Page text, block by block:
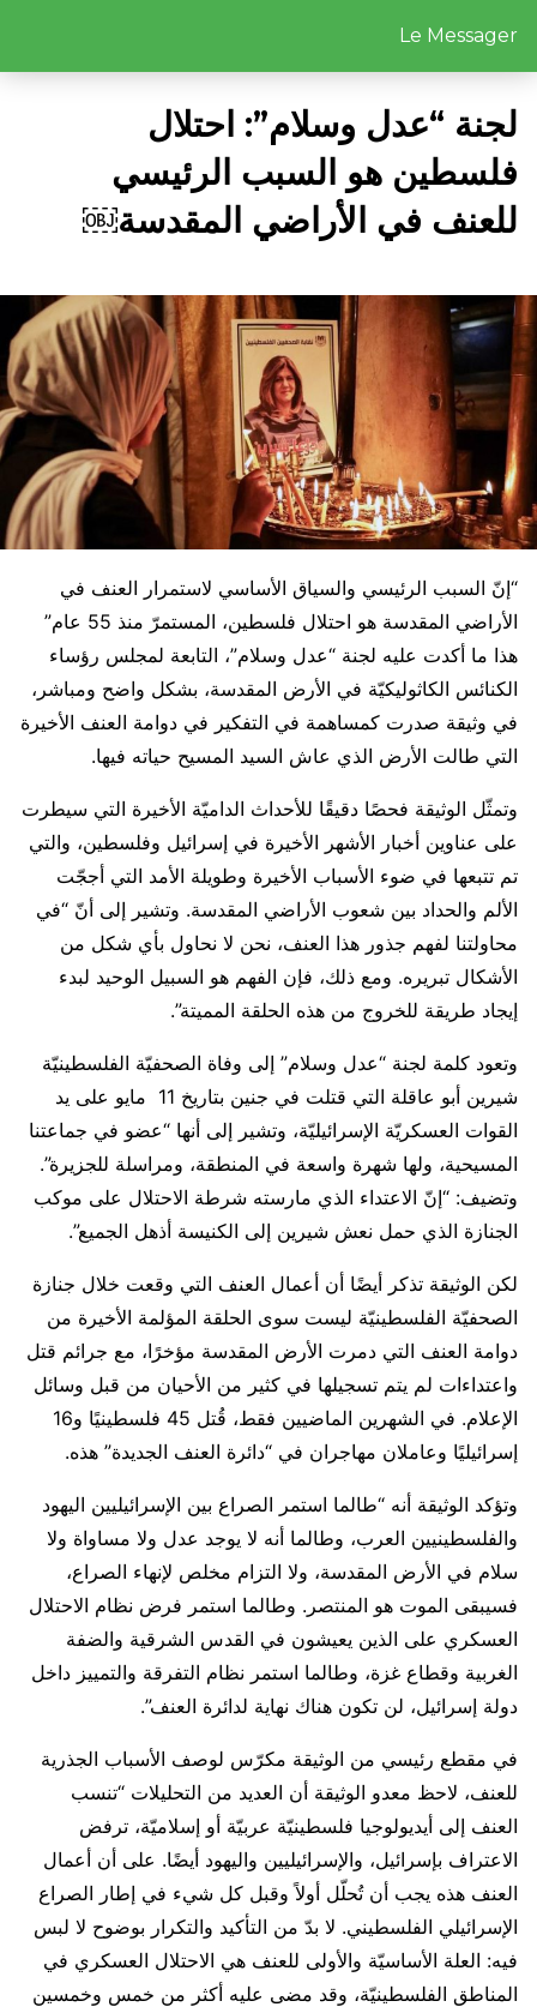
Le Messager
لجنة “عدل وسلام”: احتلال
فلسطين هو السبب الرئيسي
للعنف في الأراضي المقدسة￼
“إنّ السبب الرئيسي والسياق الأساسي لاستمرار العنف في
الأراضي المقدسة هو احتلال فلسطين، المستمرّ منذ 55 عام”
هذا ما أكدت عليه لجنة “عدل وسلام”، التابعة لمجلس رؤساء
الكنائس الكاثوليكيّة في الأرض المقدسة، بشكل واضح ومباشر،
في وثيقة صدرت كمساهمة في التفكير في دوامة العنف الأخيرة
التي طالت الأرض الذي عاش السيد المسيح حياته فيها.
وتمثّل الوثيقة فحصًا دقيقًا للأحداث الداميّة الأخيرة التي سيطرت
على عناوين أخبار الأشهر الأخيرة في إسرائيل وفلسطين، والتي
تم تتبعها في ضوء الأسباب الأخيرة وطويلة الأمد التي أججّت
الألم والحداد بين شعوب الأراضي المقدسة. وتشير إلى أنّ “في
محاولتنا لفهم جذور هذا العنف، نحن لا نحاول بأي شكل من
الأشكال تبريره. ومع ذلك، فإن الفهم هو السبيل الوحيد لبدء
إيجاد طريقة للخروج من هذه الحلقة المميتة”.
وتعود كلمة لجنة “عدل وسلام” إلى وفاة الصحفيّة الفلسطينيّة
شيرين أبو عاقلة التي قتلت في جنين بتاريخ 11 مايو على يد
القوات العسكريّة الإسرائيليّة، وتشير إلى أنها “عضو في جماعتنا
المسيحية، ولها شهرة واسعة في المنطقة، ومراسلة للجزيرة”.
وتضيف: “إنّ الاعتداء الذي مارسته شرطة الاحتلال على موكب
الجنازة الذي حمل نعش شيرين إلى الكنيسة أذهل الجميع”.
لكن الوثيقة تذكر أيضًا أن أعمال العنف التي وقعت خلال جنازة
الصحفيّة الفلسطينيّة ليست سوى الحلقة المؤلمة الأخيرة من
دوامة العنف التي دمرت الأرض المقدسة مؤخرًا، مع جرائم قتل
واعتداءات لم يتم تسجيلها في كثير من الأحيان من قبل وسائل
الإعلام. في الشهرين الماضيين فقط، قُتل 45 فلسطينيًا و16
إسرائيليًا وعاملان مهاجران في “دائرة العنف الجديدة” هذه.
وتؤكد الوثيقة أنه “طالما استمر الصراع بين الإسرائيليين اليهود
والفلسطينيين العرب، وطالما أنه لا يوجد عدل ولا مساواة ولا
سلام في الأرض المقدسة، ولا التزام مخلص لإنهاء الصراع،
فسيبقى الموت هو المنتصر. وطالما استمر فرض نظام الاحتلال
العسكري على الذين يعيشون في القدس الشرقية والضفة
الغربية وقطاع غزة، وطالما استمر نظام التفرقة والتمييز داخل
دولة إسرائيل، لن تكون هناك نهاية لدائرة العنف”.
في مقطع رئيسي من الوثيقة مكرّس لوصف الأسباب الجذرية
للعنف، لاحظ معدو الوثيقة أن العديد من التحليلات “تنسب
العنف إلى أيديولوجيا فلسطينيّة عربيّة أو إسلاميّة، ترفض
الاعتراف بإسرائيل، والإسرائيليين واليهود أيضًا. على أن أعمال
العنف هذه يجب أن تُحلّل أولاً وقبل كل شيء في إطار الصراع
الإسرائيلي الفلسطيني. لا بدّ من التأكيد والتكرار بوضوح لا لبس
فيه: العلة الأساسيّة والأولى للعنف هي الاحتلال العسكري في
المناطق الفلسطينيّة، وقد مضى عليه أكثر من خمس وخمسين